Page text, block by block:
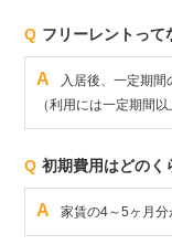
Q フリーレントって
A
入居後、一定期間
（利用には一定期間
Q 初期費用はどのく
A 家賃の4～5ヶ月分